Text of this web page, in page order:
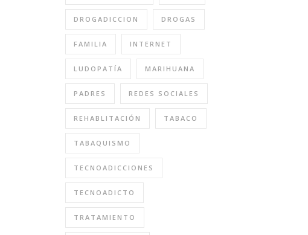
DROGADICCION DROGAS
FAMILIA INTERNET
LUDOPATÍA MARIHUANA
PADRES REDES SOCIALES
REHABLITACIÓN TABACO
TABAQUISMO
TECNOADICCIONES
TECNOADICTO
TRATAMIENTO